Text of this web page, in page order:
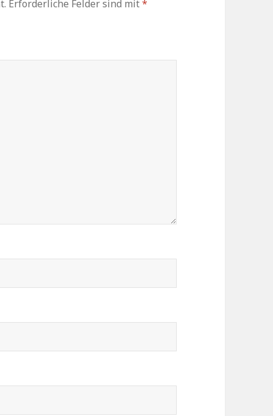
Erforderliche Felder sind mit*